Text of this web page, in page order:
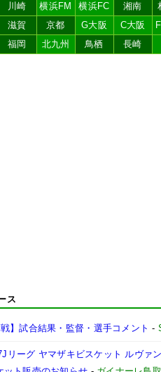
川崎 横浜FM 横浜FC 湘南
滋賀 京都 G大阪 C大阪
福岡 北九州 鳥栖 長崎
ス
戦】試合結果・監督・選手コメント -
リーグ ヤマザキビスケット ルヴ